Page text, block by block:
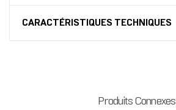
CARACTÉRISTIQUES TECHNIQUES
Produits Connexes